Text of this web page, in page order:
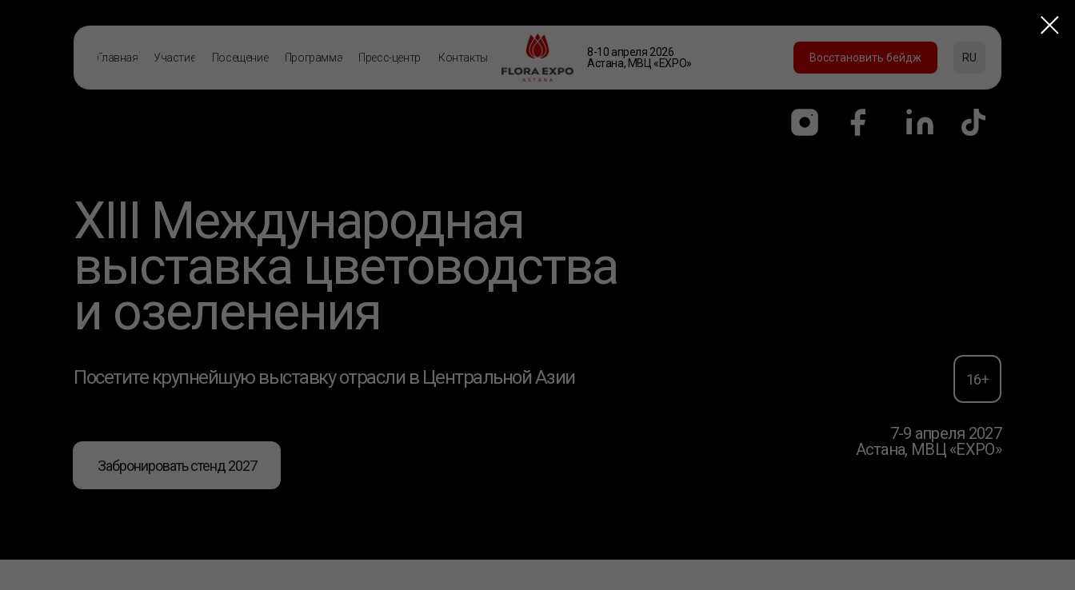
Главная Участие Программа
Посещение Восстановить бейдж
Пресс-центр Контакты
8-10 апреля 2026
Астана, МВЦ «EXPO»
RU
XIII Международная
выставка цветоводства
и озеленения
7-9 апреля 2027
Астана, МВЦ «EXPO»
Посетите крупнейшую выставку отрасли в Центральной Азии 16+
Забронировать стенд 2027